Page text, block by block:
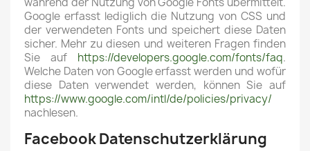
Google erfasst lediglich die Nutzung von CSS und
der verwendeten Fonts und speichert diese Daten
sicher. Mehr zu diesen und weiteren Fragen finden
Sie auf https://developers.google.com/fonts/faq.
Welche Daten von Google erfasst werden und wofür
diese Daten verwendet werden, können Sie auf
https://www.google.com/intl/de/policies/privacy/
nachlesen.
Facebook Datenschutzerklärung